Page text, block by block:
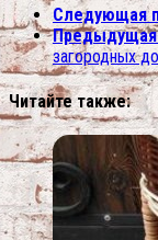
Следующая
Предыдущая
загородных
Читайте также: